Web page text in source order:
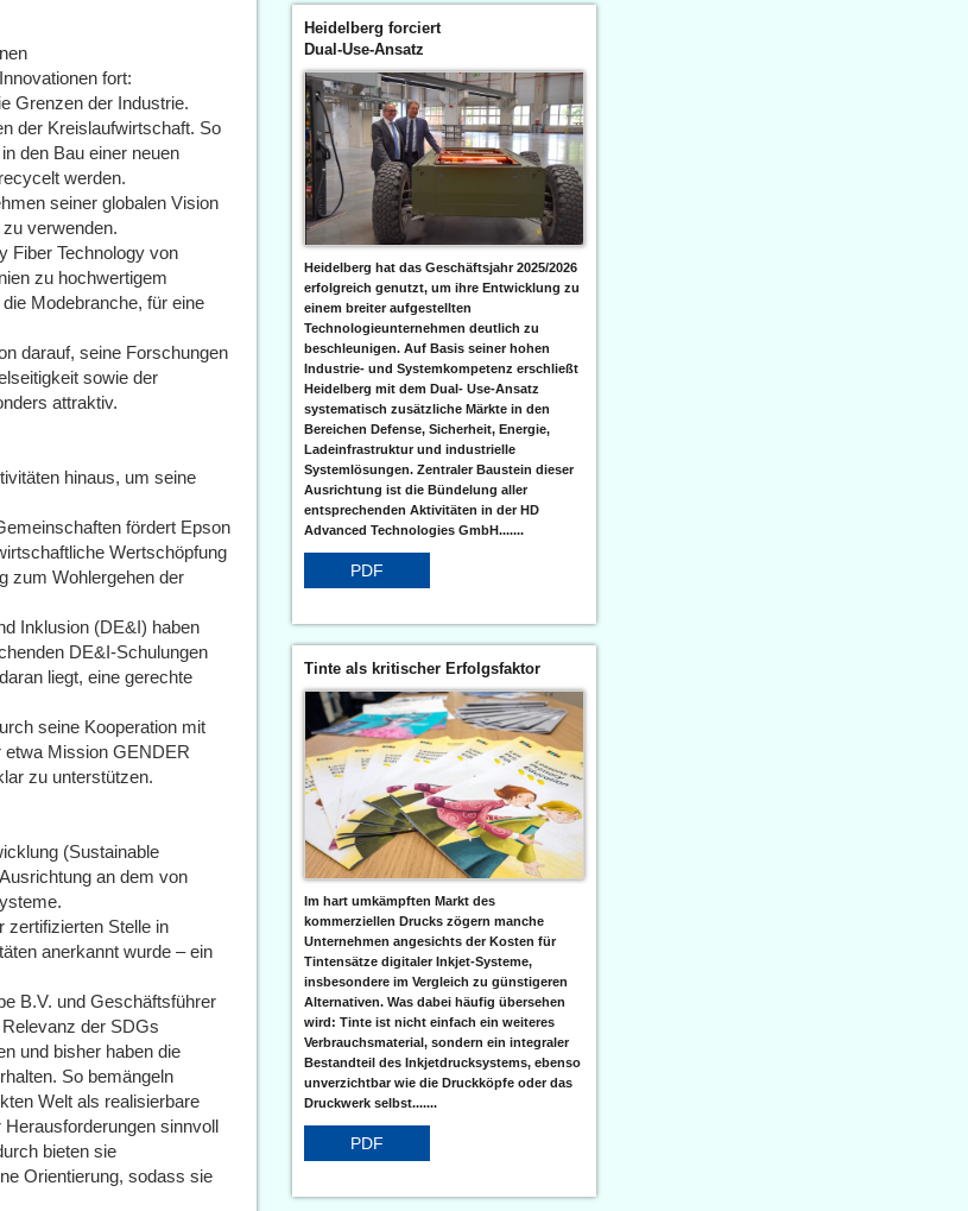
fort:
Grenzen der Industrie.
der Kreislaufwirtschaft. So
den Bau einer neuen
werden.
seiner globalen Vision
verwenden.
Fiber Technology von
zu hochwertigem
Modebranche, für eine
darauf, seine Forschungen
sowie der
attraktiv.
hinaus, um seine
fördert Epson
Wertschöpfung
zum Wohlergehen der
Inklusion (DE&I) haben
DE&I-Schulungen
liegt, eine gerechte
seine Kooperation mit
etwa Mission GENDER
zu unterstützen.
(Sustainable
an dem von
zertifizierten Stelle in
anerkannt wurde – ein
B.V. und Geschäftsführer
der SDGs
und bisher haben die
So bemängeln
Welt als realisierbare
sinnvoll
bieten sie
Orientierung, sodass sie
Heidelberg forciert
Dual-Use-Ansatz
Heidelberg hat das Geschäftsjahr 2025/2026
erfolgreich genutzt, um ihre Entwicklung zu
einem breiter aufgestellten
Technologieunternehmen deutlich zu
beschleunigen. Auf Basis seiner hohen
Industrie- und Systemkompetenz erschließt
Heidelberg mit dem Dual- Use-Ansatz
systematisch zusätzliche Märkte in den
Bereichen Defense, Sicherheit, Energie,
Ladeinfrastruktur und industrielle
Systemlösungen. Zentraler Baustein dieser
Ausrichtung ist die Bündelung aller
entsprechenden Aktivitäten in der HD
Advanced Technologies GmbH.......
PDF
Tinte als kritischer Erfolgsfaktor
Im hart umkämpften Markt des
kommerziellen Drucks zögern manche
Unternehmen angesichts der Kosten für
Tintensätze digitaler Inkjet-Systeme,
insbesondere im Vergleich zu günstigeren
Alternativen. Was dabei häufig übersehen
wird: Tinte ist nicht einfach ein weiteres
Verbrauchsmaterial, sondern ein integraler
Bestandteil des Inkjetdrucksystems, ebenso
unverzichtbar wie die Druckköpfe oder das
Druckwerk selbst.......
PDF